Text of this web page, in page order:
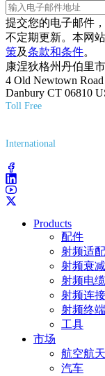
提交您的电子邮件
不定期更新。本网
策及条款和条件。
康涅狄格州丹伯里市
4 Old Newtown Road
Danbury CT 06810
Toll Free
International
Products
配件
射频适
射频衰
射频电
射频连
射频终
工具
市场
航空航天
汽车